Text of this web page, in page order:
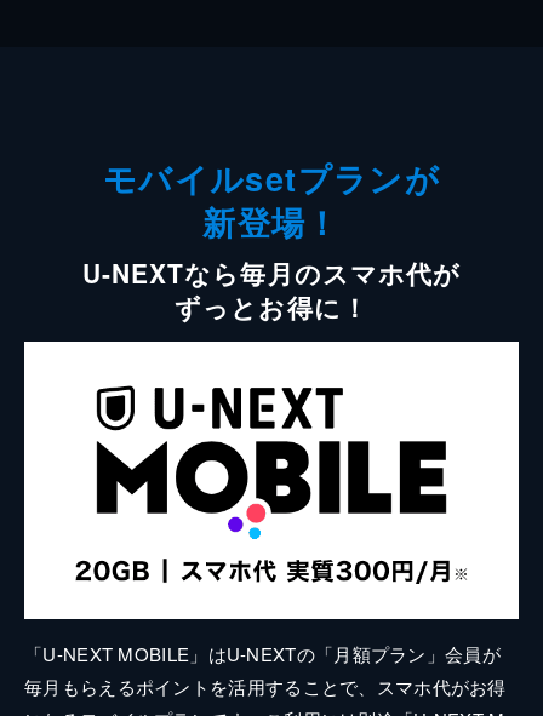
モバイルsetプランが
新登場！
U-NEXTなら毎月のスマホ代が
ずっとお得に！
「U-NEXT MOBILE」はU-NEXTの「月額プラン」会員が
毎月もらえるポイントを活用することで、スマホ代がお得